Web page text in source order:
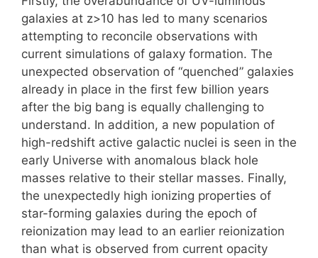
galaxies at z>10 has led to many scenarios
attempting to reconcile observations with
current simulations of galaxy formation. The
unexpected observation of “quenched” galaxies
already in place in the first few billion years
after the big bang is equally challenging to
understand. In addition, a new population of
high-redshift active galactic nuclei is seen in the
early Universe with anomalous black hole
masses relative to their stellar masses. Finally,
the unexpectedly high ionizing properties of
star-forming galaxies during the epoch of
reionization may lead to an earlier reionization
than what is observed from current opacity